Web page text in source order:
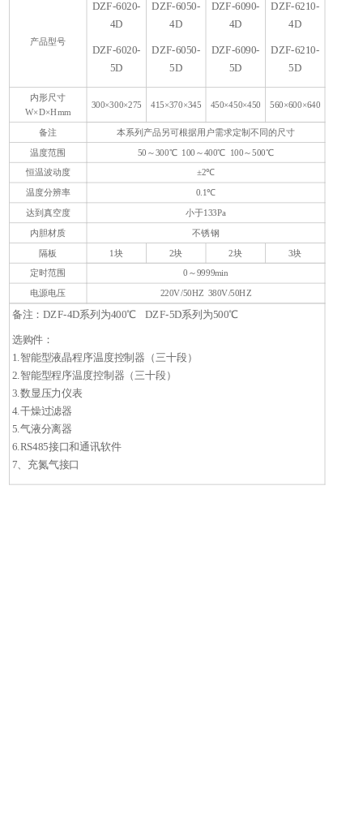
产品型号
DZF-6020-
4D
DZF-6020-
5D
DZF-6050-
4D
DZF-6050-
5D
DZF-6090-
4D
DZF-6090-
5D
DZF-6210-
4D
DZF-6210-
5D
内形尺寸
W×D×Hmm
300×300×275 415×370×345 450×450×450 560×600×640
备注 本系列产品另可根据用户需求定制不同的尺寸
温度范围 50～300℃ 100～400℃ 100～500℃
恒温波动度
±2℃
温度分辨率
0.1℃
达到真空度
小于133Pa
内胆材质 不锈钢
隔板 1块 2块 2块
3块
定时范围
0～9999min
电源电压 220V/50HZ 380V/50HZ
备注：DZF-4D系列为400℃DZF-5D系列为500℃
选购件：
1.智能型液晶程序温度控制器（三十段）
2.智能型程序温度控制器（三十段）
3.数显压力仪表
4.干燥过滤器
5.气液分离器
6.RS485接口和通讯软件
7、充氮气接口